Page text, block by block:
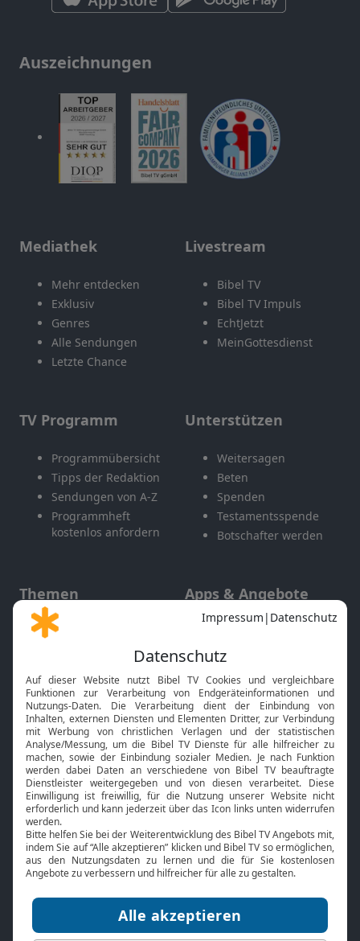
Auszeichnungen
Mediathek
Mehr entdecken
Exklusiv
Genres
Alle Sendungen
Letzte Chance
Livestream
Bibel TV
Bibel TV Impuls
EchtJetzt
MeinGottesdienst
TV Programm
Programmübersicht
Tipps der Redaktion
Sendungen von A-Z
Programmheft
kostenlos anfordern
Unterstützen
Weitersagen
Beten
Spenden
Testamentsspende
Botschafter werden
Themen
Gott und Bibel erklärt
Neuigkeiten
Apps & Angebote
Mobile App
Smart TV
HbbTV
Bibelthek Online-Bibel
Nächster Gottesdienst
Bibel TV
Über uns
Jobs
Mediadaten
Service
Kontakt
TV-Empfang